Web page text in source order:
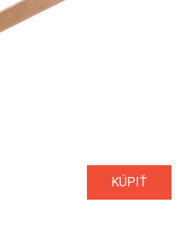
KÚPIŤ